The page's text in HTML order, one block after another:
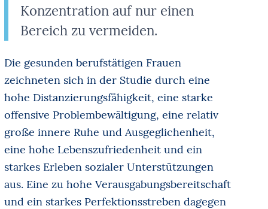
Konzentration auf nur einen
Bereich zu vermeiden.
Die gesunden berufstätigen Frauen
zeichneten sich in der Studie durch eine
hohe Distanzierungsfähigkeit, eine starke
offensive Problembewältigung, eine relativ
große innere Ruhe und Ausgeglichenheit,
eine hohe Lebenszufriedenheit und ein
starkes Erleben sozialer Unterstützungen
aus. Eine zu hohe Verausgabungsbereitschaft
und ein starkes Perfektionsstreben dagegen